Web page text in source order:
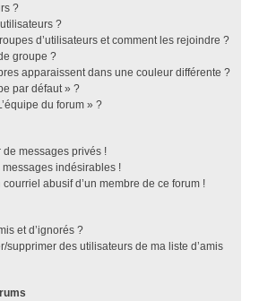
?
?
d’utilisateurs et comment les rejoindre ?
groupe ?
apparaissent dans une couleur différente ?
par défaut » ?
du forum » ?
messages privés !
indésirables !
abusif d’un membre de ce forum !
et d’ignorés ?
supprimer des utilisateurs de ma liste d’amis